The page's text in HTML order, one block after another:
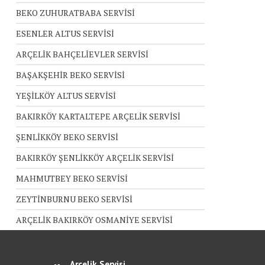
BEKO ZUHURATBABA SERVİSİ
ESENLER ALTUS SERVİSİ
ARÇELİK BAHÇELİEVLER SERVİSİ
BAŞAKŞEHİR BEKO SERVİSİ
YEŞİLKÖY ALTUS SERVİSİ
BAKIRKÖY KARTALTEPE ARÇELİK SERVİSİ
ŞENLİKKÖY BEKO SERVİSİ
BAKIRKÖY ŞENLİKKÖY ARÇELİK SERVİSİ
MAHMUTBEY BEKO SERVİSİ
ZEYTİNBURNU BEKO SERVİSİ
ARÇELİK BAKIRKÖY OSMANİYE SERVİSİ